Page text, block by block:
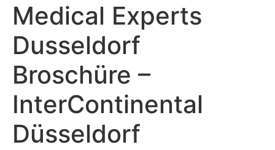
Medical Experts
Dusseldorf
Broschüre –
InterContinental
Düsseldorf